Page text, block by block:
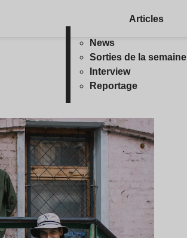
Articles
News
Sorties de la semaine
Interview
Reportage